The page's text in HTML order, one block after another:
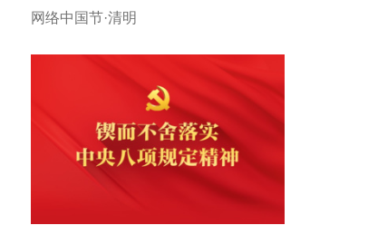
网络中国节·清明